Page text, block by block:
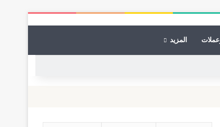
المزيد